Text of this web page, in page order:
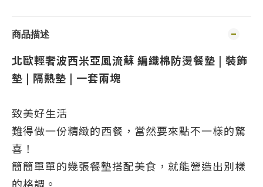
商品描述
北歐輕奢波西米亞風流蘇 編織棉防燙餐墊 | 裝飾
墊 | 隔熱墊 | 一套兩塊
致美好生活
難得做一份精緻的西餐，當然要來點不一樣的驚
喜！
簡簡單單的幾張餐墊搭配美食，就能營造出別樣
的格調。